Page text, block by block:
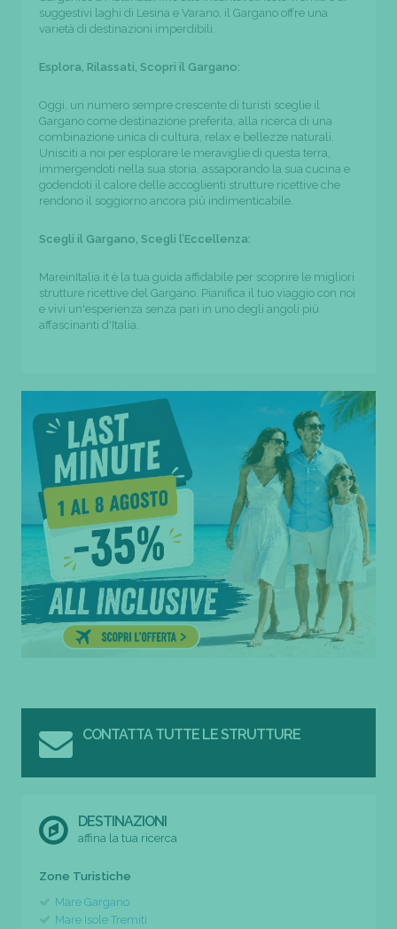
suggestivi laghi di Lesina e Varano, il Gargano offre una
varietà di destinazioni imperdibili.
Esplora, Rilassati, Scopri il Gargano:
Oggi, un numero sempre crescente di turisti sceglie il
Gargano come destinazione preferita, alla ricerca di una
combinazione unica di cultura, relax e bellezze naturali.
Unisciti a noi per esplorare le meraviglie di questa terra,
immergendoti nella sua storia, assaporando la sua cucina e
godendoti il calore delle accoglienti strutture ricettive che
rendono il soggiorno ancora più indimenticabile.
Scegli il Gargano, Scegli l’Eccellenza:
MareinItalia.it è la tua guida affidabile per scoprire le migliori
strutture ricettive del Gargano. Pianifica il tuo viaggio con noi
e vivi un'esperienza senza pari in uno degli angoli più
affascinanti d'Italia.
CONTATTA TUTTE LE STRUTTURE
DESTINAZIONI
affina la tua ricerca
Zone Turistiche
Mare Gargano
Mare Isole Tremiti